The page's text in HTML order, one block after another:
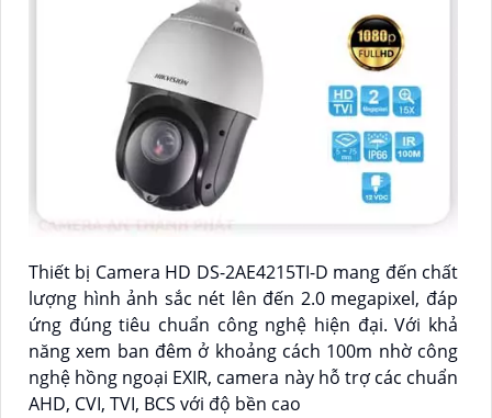
Thiết bị Camera HD DS-2AE4215TI-D mang đến chất
lượng hình ảnh sắc nét lên đến 2.0 megapixel, đáp
ứng đúng tiêu chuẩn công nghệ hiện đại. Với khả
năng xem ban đêm ở khoảng cách 100m nhờ công
nghệ hồng ngoại EXIR, camera này hỗ trợ các chuẩn
AHD, CVI, TVI, BCS với độ bền cao